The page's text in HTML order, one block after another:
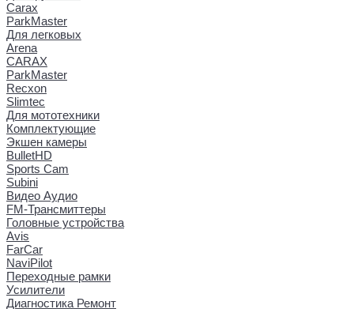
Carax
ParkMaster
Для легковых
Arena
CARAX
ParkMaster
Recxon
Slimtec
Для мототехники
Комплектующие
Экшен камеры
BulletHD
Sports Cam
Subini
Видео Аудио
FM-Трансмиттеры
Головные устройства
Avis
FarCar
NaviPilot
Переходные рамки
Усилители
Диагностика Ремонт